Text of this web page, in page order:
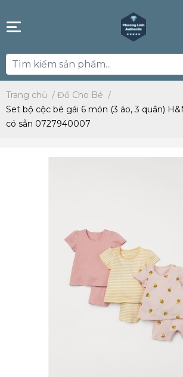
Trang chủ / Đồ Cho Bé /
Set bộ cộc bé gái 6 món (3 áo, 3 quần)
có sẵn 0727940007